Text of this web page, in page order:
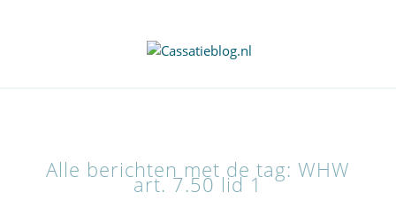
Alle berichten met de tag: WHW
art. 7.50 lid 1